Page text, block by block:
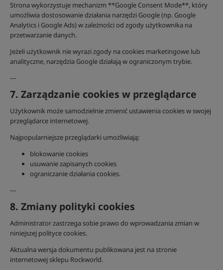
Strona wykorzystuje mechanizm **Google Consent Mode**, który
umożliwia dostosowanie działania narzędzi Google (np. Google
Analytics i Google Ads) w zależności od zgody użytkownika na
przetwarzanie danych.
Jeżeli użytkownik nie wyrazi zgody na cookies marketingowe lub
analityczne, narzędzia Google działają w ograniczonym trybie.
---
7. Zarządzanie cookies w przeglądarce
Użytkownik może samodzielnie zmienić ustawienia cookies w swojej
przeglądarce internetowej.
Najpopularniejsze przeglądarki umożliwiają:
blokowanie cookies
usuwanie zapisanych cookies
ograniczanie działania cookies.
---
8. Zmiany polityki cookies
Administrator zastrzega sobie prawo do wprowadzania zmian w
niniejszej polityce cookies.
Aktualna wersja dokumentu publikowana jest na stronie
internetowej sklepu Rockworld.